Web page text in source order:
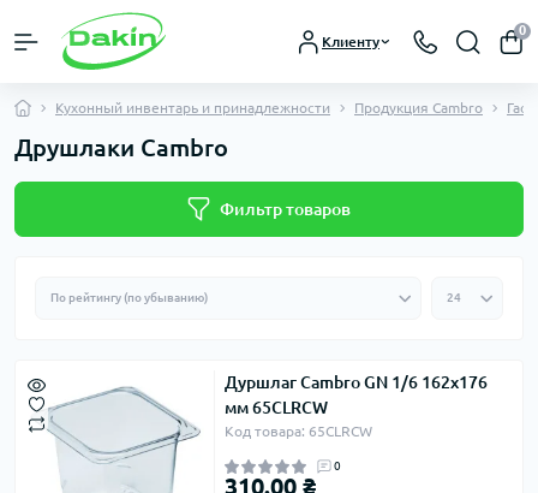
Клиенту
0
Кухонный инвентарь и принадлежности Продукция Cambro
Друшлаки Cambro
Фильтр товаров
Дуршлаг Cambro GN 1/6 162х176
мм 65CLRCW
Код товара: 65CLRCW
0
310.00 ₴